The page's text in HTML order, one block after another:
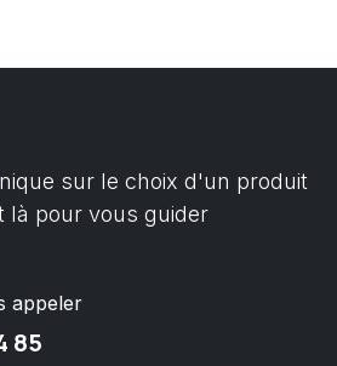
sur le choix d'un produit
là pour vous guider
appeler
85